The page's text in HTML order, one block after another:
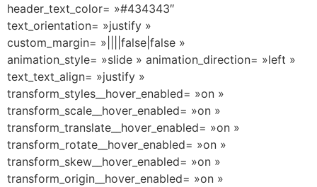
header_text_color= »#434343″
text_orientation= »justify »
custom_margin= »||||false|false »
animation_style= »slide » animation_direction= »left »
text_text_align= »justify »
transform_styles__hover_enabled= »on »
transform_scale__hover_enabled= »on »
transform_translate__hover_enabled= »on »
transform_rotate__hover_enabled= »on »
transform_skew__hover_enabled= »on »
transform_origin__hover_enabled= »on »